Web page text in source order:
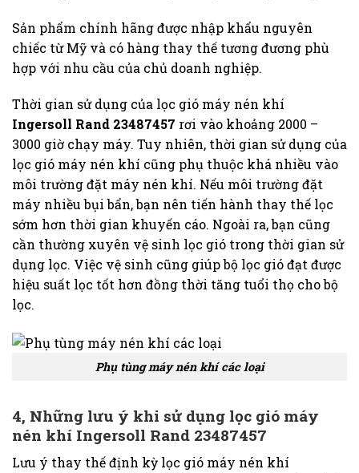
Sản phẩm chính hãng được nhập khẩu nguyên
chiếc từ Mỹ và có hàng thay thế tương đương phù
hợp với nhu cầu của chủ doanh nghiệp.
Thời gian sử dụng của lọc gió máy nén khí
Ingersoll Rand 23487457 rơi vào khoảng 2000 –
3000 giờ chạy máy. Tuy nhiên, thời gian sử dụng của
lọc gió máy nén khí cũng phụ thuộc khá nhiều vào
môi trường đặt máy nén khí. Nếu môi trường đặt
máy nhiều bụi bẩn, bạn nên tiến hành thay thế lọc
sớm hơn thời gian khuyến cáo. Ngoài ra, bạn cũng
cần thường xuyên vệ sinh lọc gió trong thời gian sử
dụng lọc. Việc vệ sinh cũng giúp bộ lọc gió đạt được
hiệu suất lọc tốt hơn đồng thời tăng tuổi thọ cho bộ
lọc.
Phụ tùng máy nén khí các loại
4, Những lưu ý khi sử dụng lọc gió máy
nén khí Ingersoll Rand 23487457
Lưu ý thay thế định kỳ lọc gió máy nén khí